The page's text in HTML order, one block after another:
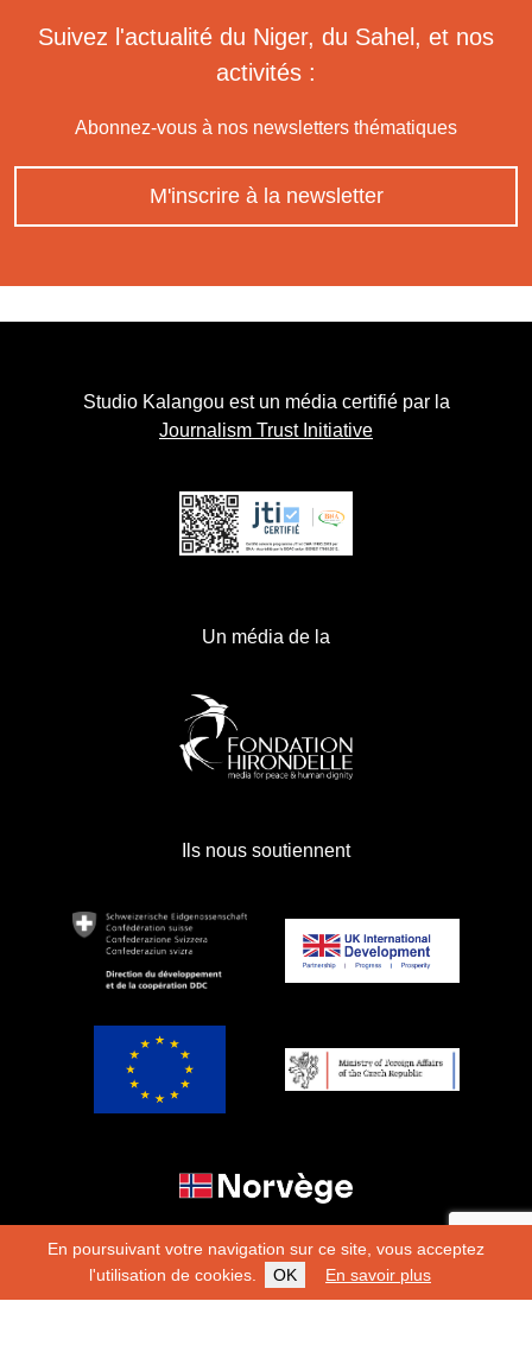
En poursuivant votre navigation sur ce site, vous acceptez
l'utilisation de cookies.
OK En savoir plus
Suivez l'actualité du Niger, du Sahel, et nos
activités :
Abonnez-vous à nos newsletters thématiques
M'inscrire à la newsletter
Studio Kalangou est un média certifié par la
Journalism Trust Initiative
Un média de la
Ils nous soutiennent